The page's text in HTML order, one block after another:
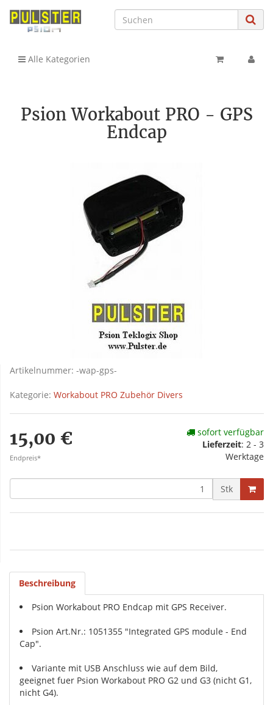
Alle Kategorien
Psion Workabout PRO - GPS
Endcap
Artikelnummer: -wap-gps-
Kategorie: Workabout PRO Zubehör Divers
15,00 €
Endpreis*
sofort verfügbar
Lieferzeit: 2 - 3
Werktage
Stk
Beschreibung
Psion Workabout PRO Endcap mit GPS Receiver.
Psion Art.Nr.: 1051355 "Integrated GPS module - End
Cap".
Variante mit USB Anschluss wie auf dem Bild,
geeignet fuer Psion Workabout PRO G2 und G3 (nicht G1,
nicht G4).